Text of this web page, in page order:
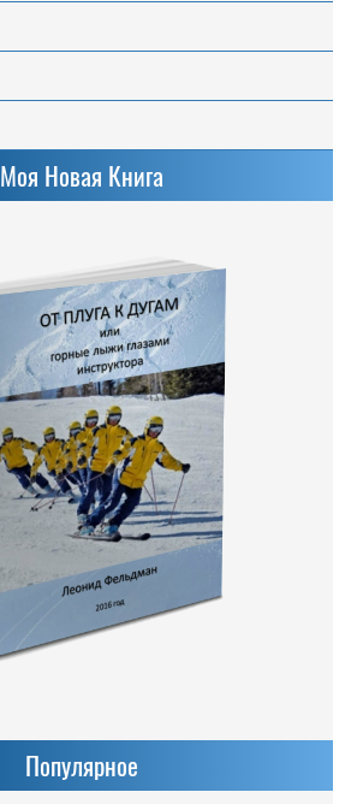
Моя Новая Книга
Популярное